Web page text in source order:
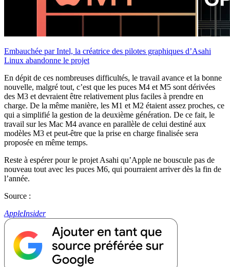
Embauchée par Intel, la créatrice des pilotes graphiques d’Asahi
Linux abandonne le projet
En dépit de ces nombreuses difficultés, le travail avance et la bonne
nouvelle, malgré tout, c’est que les puces M4 et M5 sont dérivées
des M3 et devraient être relativement plus faciles à prendre en
charge. De la même manière, les M1 et M2 étaient assez proches, ce
qui a simplifié la gestion de la deuxième génération. De ce fait, le
travail sur les Mac M4 avance en parallèle de celui destiné aux
modèles M3 et peut-être que la prise en charge finalisée sera
proposée en même temps.
Reste à espérer pour le projet Asahi qu’Apple ne bouscule pas de
nouveau tout avec les puces M6, qui pourraient arriver dès la fin de
l’année.
Source :
AppleInsider